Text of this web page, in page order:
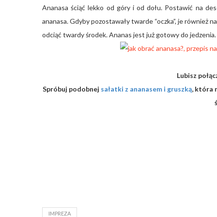
Ananasa ściąć lekko od góry i od dołu. Postawić na
ananasa. Gdyby pozostawały twarde “oczka”, je również
odciąć twardy środek. Ananas jest już gotowy do jedzenia.
Lubisz
Spróbuj podobnej sałatki z ananasem i gruszką, która
IMPREZA